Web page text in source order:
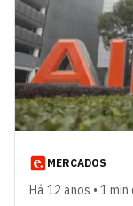
MERCADOS
Há 12 anos • 1